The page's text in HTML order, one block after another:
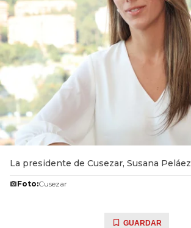
La presidente de Cusezar, Susana Peláez
Foto:Cusezar
GUARDAR